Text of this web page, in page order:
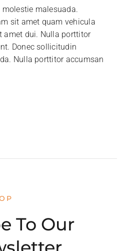
malesuada.
sit amet quam vehicula
amet dui. Nulla porttitor
Donec sollicitudin
Nulla porttitor accumsan
To Our